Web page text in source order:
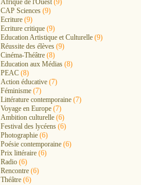
Afrique de l'Ouest (9)
CAP Sciences (9)
Ecriture (9)
Ecriture critique (9)
Education Artistique et Culturelle (9)
Réussite des élèves (9)
Cinéma-Théâtre (8)
Education aux Médias (8)
PEAC (8)
Action éducative (7)
Féminisme (7)
Littérature contemporaine (7)
Voyage en Europe (7)
Ambition culturelle (6)
Festival des lycéens (6)
Photographie (6)
Poésie contemporaine (6)
Prix littéraire (6)
Radio (6)
Rencontre (6)
Théâtre (6)